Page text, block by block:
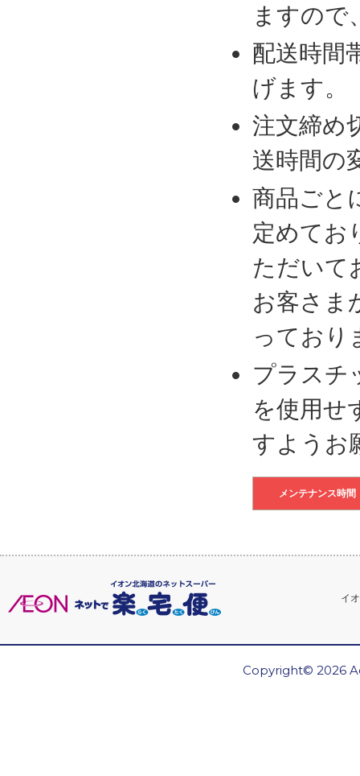
ますので
配送時間
げます。
注文締め
送時間の
商品ごと
定めてお
ただいて
お客さま
っており
プラスチ
を使用せ
すようお
メンテナンス時間
イ
Copyright© 2026